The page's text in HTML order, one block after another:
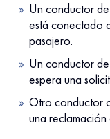
Un conductor
está conectado
pasajero.
Un conductor
espera una
Otro conductor
una